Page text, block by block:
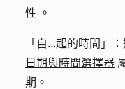
性 。
「 自...起的時間 」
日期與時間選擇器
期。